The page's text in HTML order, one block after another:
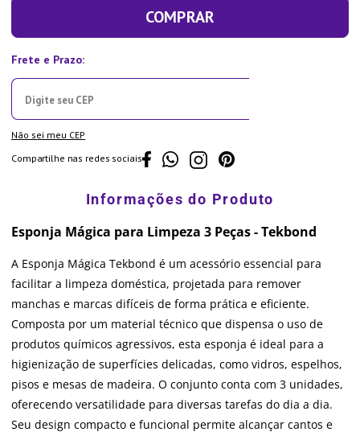
COMPRAR
Não sei meu CEP
Compartilhe nas redes sociais
Esponja Mágica para Limpeza 3 Peças - Tekbond
A Esponja Mágica Tekbond é um acessório essencial para
facilitar a limpeza doméstica, projetada para remover
manchas e marcas difíceis de forma prática e eficiente.
Composta por um material técnico que dispensa o uso de
produtos químicos agressivos, esta esponja é ideal para a
higienização de superfícies delicadas, como vidros, espelhos,
pisos e mesas de madeira. O conjunto conta com 3 unidades,
oferecendo versatilidade para diversas tarefas do dia a dia.
Seu design compacto e funcional permite alcançar cantos e